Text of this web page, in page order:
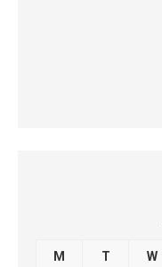
M T W